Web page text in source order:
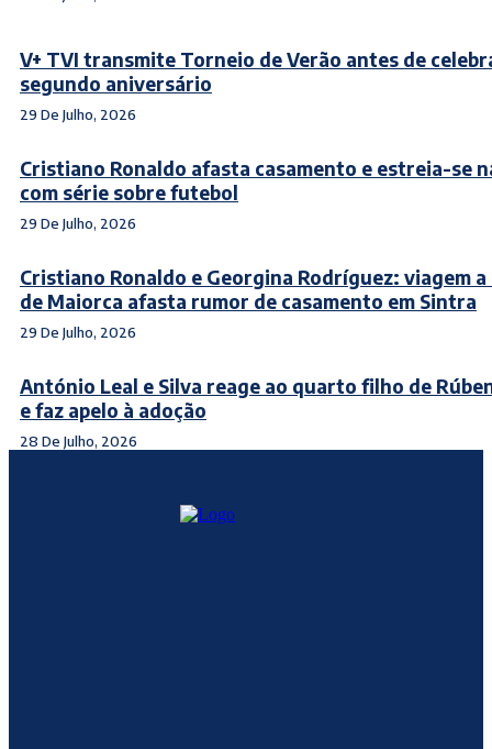
V+ TVI transmite Torneio de Verão antes de
segundo aniversário
29 De Julho, 2026
Cristiano Ronaldo afasta casamento e estreia-se
com série sobre futebol
29 De Julho, 2026
Cristiano Ronaldo e Georgina Rodríguez: viagem a
de Maiorca afasta rumor de casamento em Sintra
29 De Julho, 2026
António Leal e Silva reage ao quarto filho de
e faz apelo à adoção
28 De Julho, 2026